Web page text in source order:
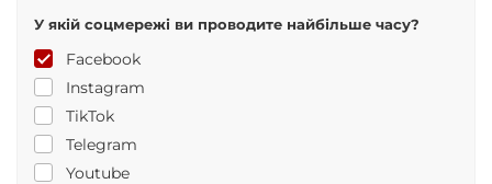
У якій соцмережі ви проводите найбільше часу?
Facebook
Instagram
TikTok
Telegram
Youtube